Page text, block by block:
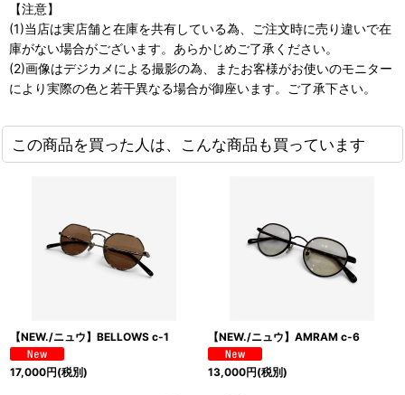
【注意】
(1)当店は実店舗と在庫を共有している為、ご注文時に売り違いで在
庫がない場合がございます。あらかじめご了承ください。
(2)画像はデジカメによる撮影の為、またお客様がお使いのモニター
により実際の色と若干異なる場合が御座います。ご了承下さい。
この商品を買った人は、こんな商品も買っています
【NEW./ニュウ】BELLOWS c-1
17,000円(税別)
【NEW./ニュウ】AMRAM c-6
13,000円(税別)